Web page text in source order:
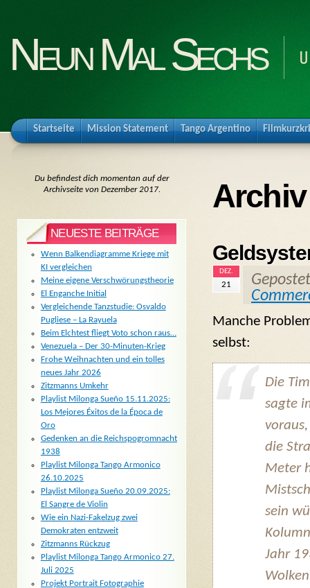
Neun Mal Sechs
Startseite Mission Statement Tango Argentino
Archiv
DEZ.
21
Manche
selbst:
Die
sagte
die
Meter
sein
Jahr
Du befindest dich momentan auf der
Archivseite von Dezember 2017.
NEUESTE BEITRÄGE
Wenn Balkendiagramme Kriege mit
KI vergleichen
Meine eigene Verschwörungstheorie
El Enganche Initial
Vergleichende Tanzstudie: Osvaldo
Pugliese – La Rayuela
Beim Elchtest fliegt Voto schon raus…
Venezuela – Der 30-Minuten-Krieg
Frohe Weihnachten und ein tolles
neues Jahr 2026
Zitzmanns Umkehr
Playlist Milonga Sueño 15.11.2025:
Los Mejores Éxitos de la Época de
Oro
Gedenken an die Reichspogromnacht
1938
Playlist Milonga Tango Armonico
26.10.2025
Playlist Milonga Sueño 20.09.2025:
El Sangre de Violin
Wie ein Nazi-Fakelzug zwei
Demokraten entzweit
Zitzmanns Rückzug
Playlist Milonga Tango Armonico 27.
Juli 2025
Projekt Portrait Fotographie